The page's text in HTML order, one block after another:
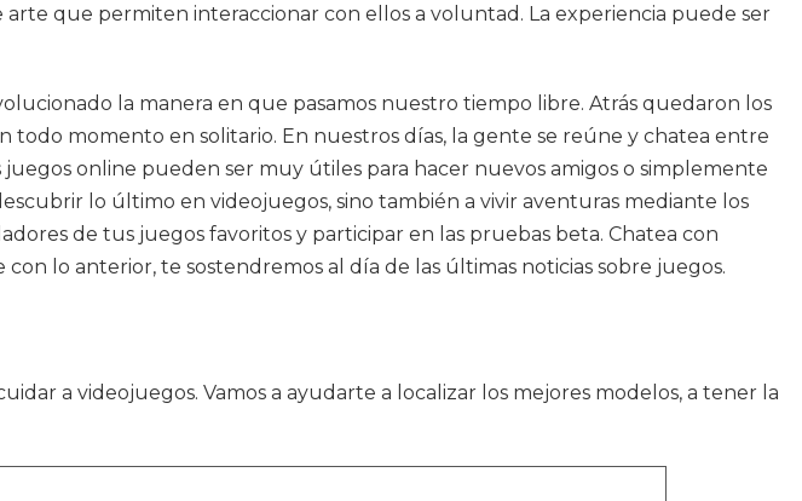
que permiten interaccionar con ellos a voluntad. La experiencia puede ser
la manera en que pasamos nuestro tiempo libre. Atrás quedaron los
todo momento en solitario. En nuestros días, la gente se reúne y chatea entre
online pueden ser muy útiles para hacer nuevos amigos o simplemente
lo último en videojuegos, sino también a vivir aventuras mediante los
de tus juegos favoritos y participar en las pruebas beta. Chatea con
lo anterior, te sostendremos al día de las últimas noticias sobre juegos.
a videojuegos. Vamos a ayudarte a localizar los mejores modelos, a tener la